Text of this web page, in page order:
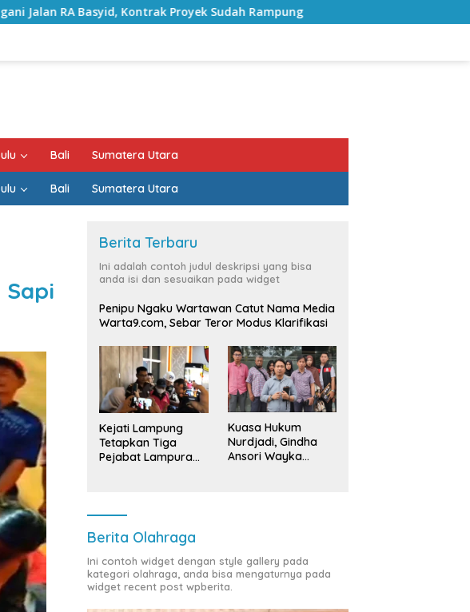
Proyek Sudah Rampung Bulan Kemerdekaan, Bupati Lampung
Bali Sumatera Utara
Bali Sumatera Utara
Berita Terbaru
Ini adalah contoh judul deskripsi yang bisa
anda isi dan sesuaikan pada widget
Penipu Ngaku Wartawan Catut Nama Media
Warta9.com, Sebar Teror Modus Klarifikasi
Kejati Lampung
Tetapkan Tiga
Pejabat Lampura
Kuasa Hukum
Nurdjadi, Gindha
Ansori Wayka
Berita Olahraga
Ini contoh widget dengan style gallery pada
kategori olahraga, anda bisa mengaturnya pada
widget recent post wpberita.